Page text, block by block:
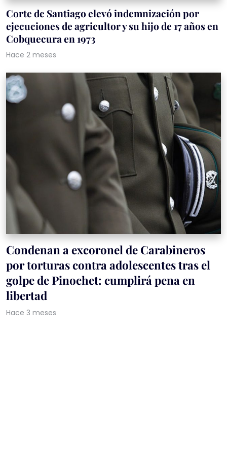
Corte de Santiago elevó indemnización por
ejecuciones de agricultor y su hijo de 17 años en
Cobquecura en 1973
Hace 2 meses
Condenan a excoronel de Carabineros
por torturas contra adolescentes tras el
golpe de Pinochet: cumplirá pena en
libertad
Hace 3 meses